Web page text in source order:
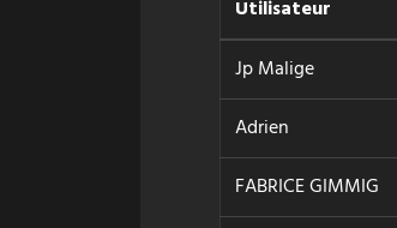
Utilisateur
Jp Malige
Adrien
FABRICE GIMMIG